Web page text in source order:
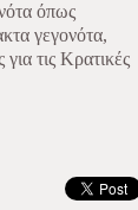
όπως
γεγονότα,
τις Κρατικές